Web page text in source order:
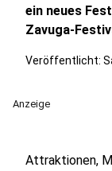
ein neues
Zavuga-
Veröffentlicht:
Anzeige
Attraktionen,